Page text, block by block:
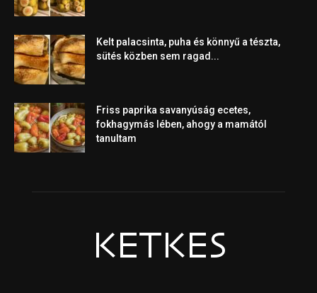
Kelt palacsinta, puha és könnyű a tészta,
sütés közben sem ragad...
Friss paprika savanyúság ecetes,
fokhagymás lében, ahogy a mamától
tanultam